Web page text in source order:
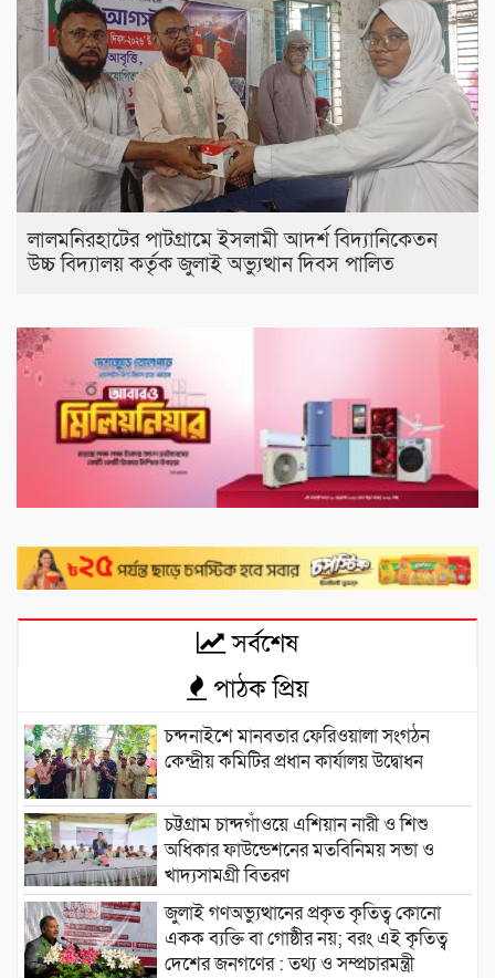
লালমনিরহাটের পাটগ্রামে ইসলামী আদর্শ বিদ্যানিকেতন
উচ্চ বিদ্যালয় কর্তৃক জুলাই অভ্যুত্থান দিবস পালিত
সর্বশেষ
পাঠক প্রিয়
চন্দনাইশে মানবতার ফেরিওয়ালা সংগঠন
কেন্দ্রীয় কমিটির প্রধান কার্যালয় উদ্বোধন
চট্টগ্রাম চান্দগাঁওয়ে এশিয়ান নারী ও শিশু
অধিকার ফাউন্ডেশনের মতবিনিময় সভা ও
খাদ্যসামগ্রী বিতরণ
জুলাই গণঅভ্যুত্থানের প্রকৃত কৃতিত্ব কোনো
একক ব্যক্তি বা গোষ্ঠীর নয়; বরং এই কৃতিত্ব
দেশের জনগণের : তথ্য ও সম্প্রচারমন্ত্রী